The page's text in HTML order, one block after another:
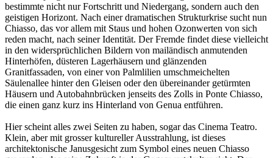
bestimmte nicht nur Fortschritt und Niedergang, sondern auch den
geistigen Horizont. Nach einer dramatischen Strukturkrise sucht nun
Chiasso, das vor allem mit Staus und hohen Ozonwerten von sich
reden macht, nach seiner Identität. Der Fremde findet diese vielleicht
in den widersprüchlichen Bildern von mailändisch anmutenden
Hinterhöfen, düsteren Lagerhäusern und glänzenden
Granitfassaden, von einer von Palmlilien umschmeichelten
Säulenallee hinter den Gleisen oder den übereinander getürmten
Häusern und Autobahnbrücken jenseits des Zolls in Ponte Chiasso,
die einen ganz kurz ins Hinterland von Genua entführen.
Hier scheint alles zwei Seiten zu haben, sogar das Cinema Teatro.
Klein, aber mit grosser kultureller Ausstrahlung, ist dieses
architektonische Janusgesicht zum Symbol eines neuen Chiasso